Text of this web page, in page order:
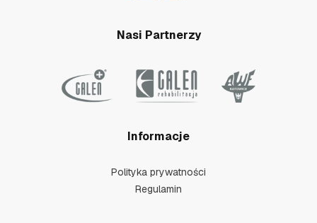
Nasi Partnerzy
Informacje
Polityka prywatności
Regulamin